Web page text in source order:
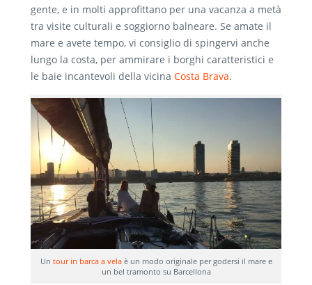
gente, e in molti approfittano per una vacanza a metà
tra visite culturali e soggiorno balneare. Se amate il
mare e avete tempo, vi consiglio di spingervi anche
lungo la costa, per ammirare i borghi caratteristici e
le baie incantevoli della vicina Costa Brava.
Un tour in barca a velaè un modo originale per godersi il mare e
un bel tramonto su Barcellona